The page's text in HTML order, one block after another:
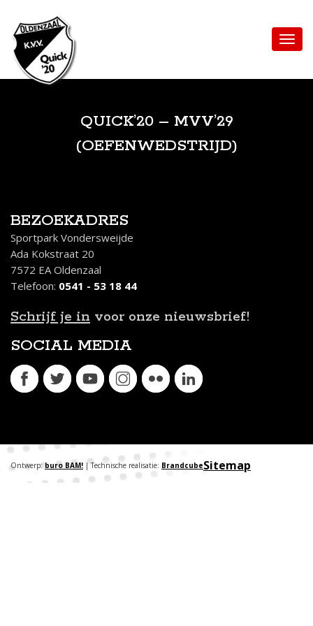
QUICK’20 – MVV’29
(OEFENWEDSTRIJD)
BEZOEKADRES
Sportpark Vondersweijde
Ada Kokstraat 20
7572 EA Oldenzaal
Telefoon: 0541 - 53 18 44
Schrijf je in voor onze nieuwsbrief!
SOCIAL MEDIA
Sitemap
Ontwerp: buro BAM! | Technische realisatie: Brandcube